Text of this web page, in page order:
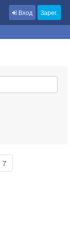
Вход Зарег.
7